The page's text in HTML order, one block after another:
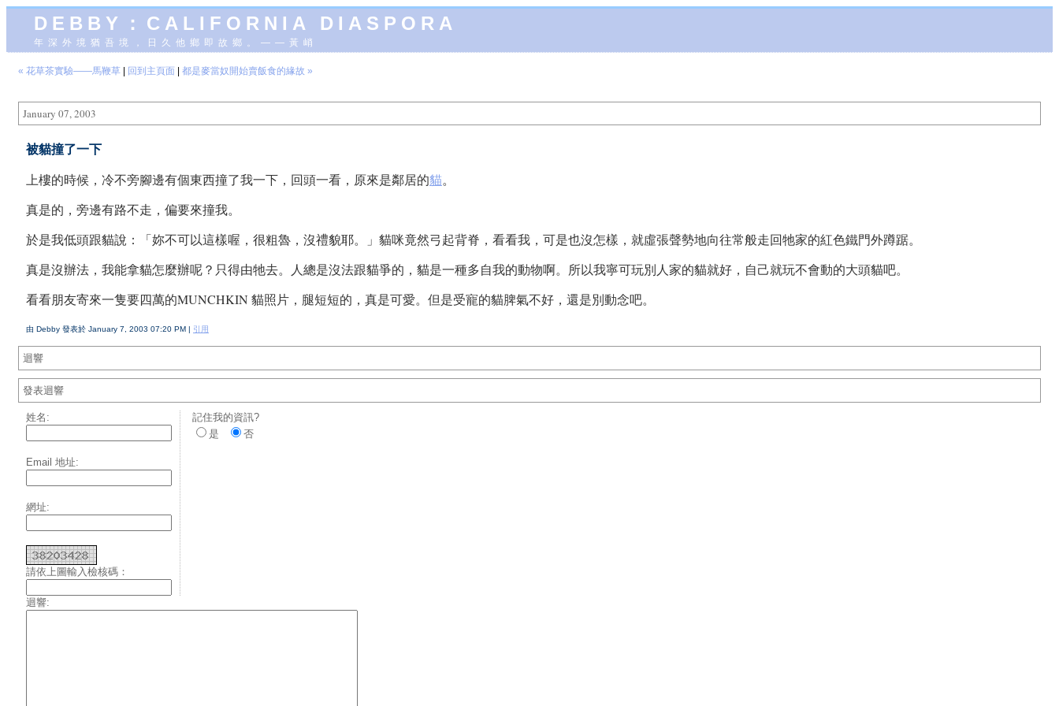
DEBBY：CALIFORNIA DIASPORA
年深外境猶吾境，日久他鄉即故鄉。——黃峭
« 花草茶實驗——馬鞭草 回到主頁面 都是麥當奴開始賣飯食的緣故 »
January 07, 2003
被貓撞了一下
上樓的時候，冷不旁腳邊有個東西撞了我一下，回頭一看，原來是鄰居的貓。
真是的，旁邊有路不走，偏要來撞我。
於是我低頭跟貓說：「妳不可以這樣喔，很粗魯，沒禮貌耶。」貓咪竟然弓起背脊，看看我，可是也沒怎樣，就虛張聲勢地向往常般走回牠家的紅色鐵門外蹲踞。
真是沒辦法，我能拿貓怎麼辦呢？只得由牠去。人總是沒法跟貓爭的，貓是一種多自我的動物啊。所以我寧可玩別人家的貓就好，自己就玩不會動的大頭貓吧。
看看朋友寄來一隻要四萬的MUNCHKIN 貓照片，腿短短的，真是可愛。但是受寵的貓脾氣不好，還是別動念吧。
由 Debby 發表於 January 7, 2003 07:20 PM | 引用
迴響
發表迴響
姓名:
Email 地址:
網址:
請依上圖輸入檢核碼：
記住我的資訊?
是
否
迴響: